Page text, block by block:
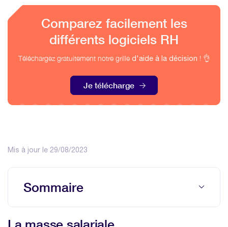
Mis à jour le 29/08/2023
Sommaire
Comparez facilement les
différents logiciels RH
Téléchargez gratuitement notre grille d'aide à la décision ! 👌
Je télécharge